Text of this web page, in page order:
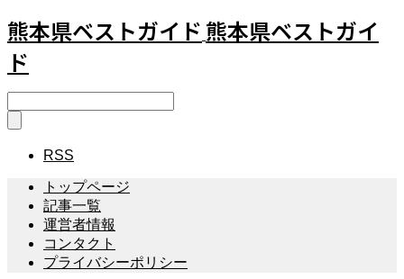
熊本県ベストガイド 熊本県ベストガイ
ド
RSS
トップページ
記事一覧
運営者情報
コンタクト
プライバシーポリシー